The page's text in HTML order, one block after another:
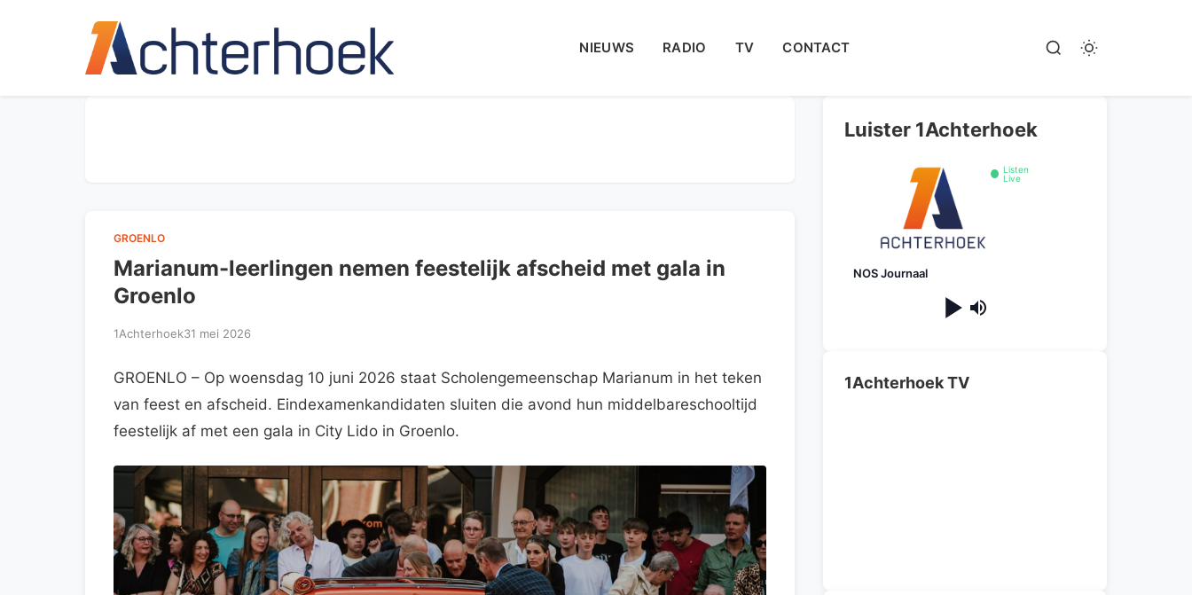
NIEUWS RADIO TV CONTACT
GROENLO
Marianum-leerlingen nemen feestelijk afscheid met gala in
Groenlo
1Achterhoek31 mei 2026
GROENLO – Op woensdag 10 juni 2026 staat Scholengemeenschap Marianum in het teken
van feest en afscheid. Eindexamenkandidaten sluiten die avond hun middelbareschooltijd
feestelijk af met een gala in City Lido in Groenlo.
Luister 1Achterhoek
Listen
Live
NOS Journaal
1Achterhoek TV